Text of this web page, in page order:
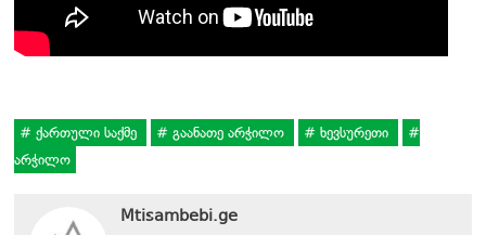
ქართული საქმე გაანათე არჭილო
ხევსურეთი
არჭილო
Mtisambebi.ge